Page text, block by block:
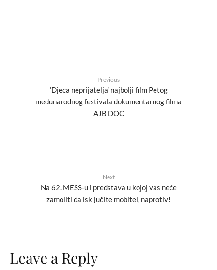
Previous
‘Djeca neprijatelja’ najbolji film Petog
međunarodnog festivala dokumentarnog filma
AJB DOC
Next
Na 62. MESS-u i predstava u kojoj vas neće
zamoliti da isključite mobitel, naprotiv!
Leave a Reply